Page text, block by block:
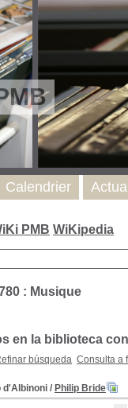
PMB WiKipedia
: Musique
en la biblioteca
búsqueda Consulta a
d'Albinoni / Philip Bride
Calendrier